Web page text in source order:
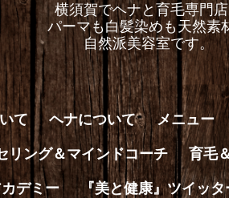
横須賀でヘナと育毛専門
パーマも白髪染めも天然素
自然派美容室です。
て ヘナについて メニュー
リング＆マインドコーチ
育毛
デミー
『美と健康』ツイッ